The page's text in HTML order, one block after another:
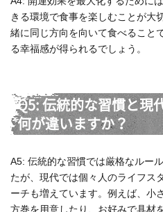
きる環境で食事を楽しむことが大
緒に同じ方向を向いて食べること
る幸福感が得られるでしょう。
Q5: 伝統的な習慣と現
何が違いますか？
A5: 伝統的な習慣では厳格なルー
たが、現代では個々人のライフス
ーチも増えています。例えば、小
方巻を用意したり、お好みで具材